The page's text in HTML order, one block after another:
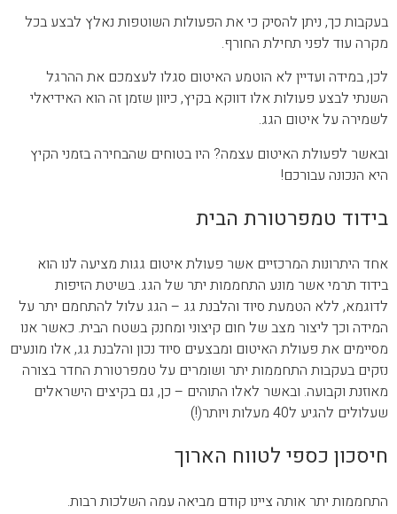
בעקבות כך, ניתן להסיק כי את הפעולות השוטפות נאלץ לבצע בכל
מקרה עוד לפני תחילת החורף.
לכן, במידה ועדיין לא הוטמע האיטום סגלו לעצמכם את ההרגל
השנתי לבצע פעולות אלו דווקא בקיץ, כיוון שזמן זה הוא האידיאלי
לשמירה על איטום הגג.
ובאשר לפעולת האיטום עצמה? היו בטוחים שהבחירה בזמני הקיץ
היא הנכונה עבורכם!
בידוד טמפרטורת הבית
אחד היתרונות המרכזיים אשר פעולת איטום גגות מציעה לנו הוא
בידוד תרמי אשר מונע התחממות יתר של הגג. בשיטת הזיפות
לדוגמא, ללא הטמעת סיוד והלבנת גג – הגג עלול להתחמם יתר על
המידה וכך ליצור מצב של חום קיצוני ומחנק בשטח הבית. כאשר אנו
מסיימים את פעולת האיטום ומבצעים סיוד נכון והלבנת גג, אלו מונעים
נזקים בעקבות התחממות יתר ושומרים על טמפרטורת החדר בצורה
מאוזנת וקבועה. ובאשר לאלו התוהים – כן, גם בקיצים הישראלים
שעלולים להגיע ל40 מעלות ויותר(!)
חיסכון כספי לטווח הארוך
התחממות יתר אותה ציינו קודם מביאה עמה השלכות רבות.